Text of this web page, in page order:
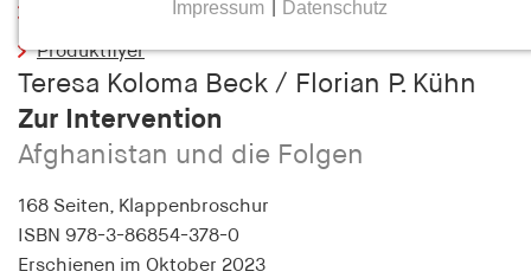
Inhaltsverzeichnis
Produktflyer
Teresa Koloma Beck / Florian P. Kühn
Zur Intervention
Afghanistan und die Folgen
168 Seiten, Klappenbroschur
ISBN 978-3-86854-378-0
Erschienen im Oktober 2023
Notwendige Cookies helfen dabei, eine Webseite
nutzbar zu machen, indem sie Grundfunktionen
wie Seitennavigation und Zugriff auf sichere
Bereiche der Webseite ermöglichen. Die Webseite
kann ohne diese Cookies nicht richtig
funktionieren.
cookie_consent
Impressum Datenschutz